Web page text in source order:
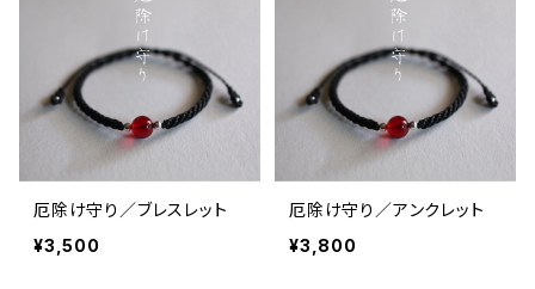
厄除け守り／ブレスレット
¥3,500
厄除け守り／アンクレット
¥3,800